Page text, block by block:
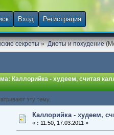
Вход Регистрация
секреты» Диеты и похудение
Каллорийка - худеем, считая
эту тему.
Каллорийка - худеем,
« : 11:50, 17.03.2011 »